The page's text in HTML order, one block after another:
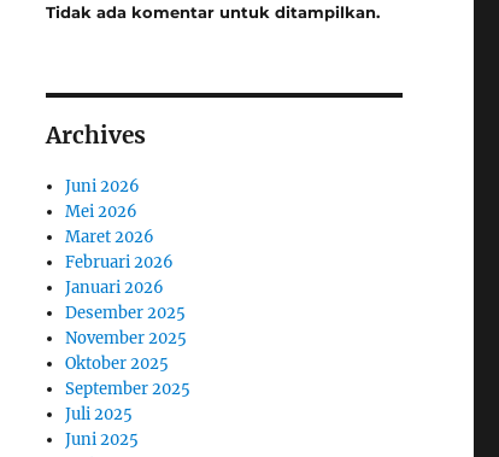
Tidak ada komentar untuk ditampilkan.
Archives
Juni 2026
Mei 2026
Maret 2026
Februari 2026
Januari 2026
Desember 2025
November 2025
Oktober 2025
September 2025
Juli 2025
Juni 2025